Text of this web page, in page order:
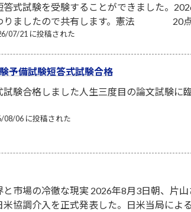
答式試験を受験することができました。
りましたので共有します。憲法 20点
07/21 に投稿された
予備試験短答式試験合格
試験合格しました人生三度目の論文試験に
08/06 に投稿された
と市場の冷徹な現実 2026年8月3日朝、片
米協調介入を正式発表した。日米当局によ